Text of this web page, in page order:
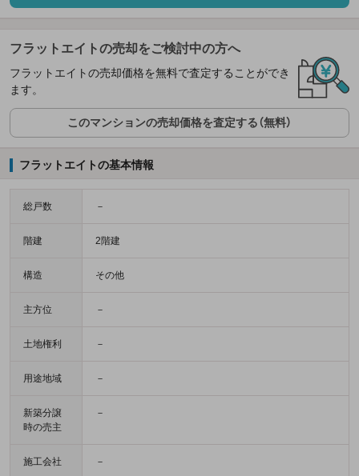
フラットエイトの売却をご検討中の方へ
フラットエイトの売却価格を無料で査定することができ
ます。
このマンションの売却価格を査定する（無料）
フラットエイトの基本情報
総戸数 －
階建 2階建
構造 その他
主方位 －
土地権利 －
用途地域 －
新築分譲
時の売主
－
施工会社 －